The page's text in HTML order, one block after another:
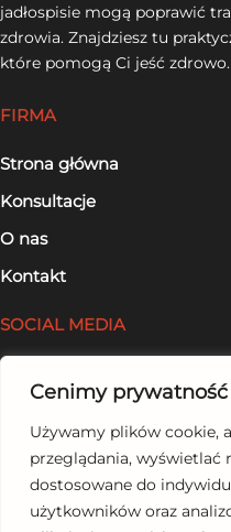
Cenimy
Używamy plików cookie,
przeglądania, wyświetlać
dostosowane do
użytkowników oraz
jadłospisie mogą poprawić
zdrowia. Znajdziesz tu
które pomogą Ci jeść zdrowo.
FIRMA
Strona główna
Konsultacje
O nas
Kontakt
SOCIAL MEDIA
Szukaj